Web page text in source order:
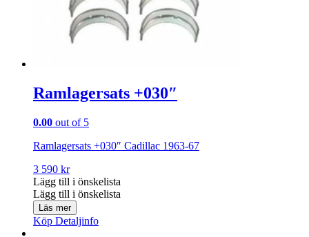
Ramlagersats +030″
0.00 out of 5
Ramlagersats +030″ Cadillac 1963-67
3 590 kr
Lägg till i önskelista
Lägg till i önskelista
Läs mer
Köp Detaljinfo